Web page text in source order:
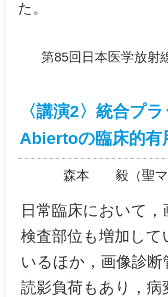
た。
第85回日本医学放射
〈講演2〉統合プ
Abiertoの臨床的有
森本 毅（聖マ
日常臨床において
検査部位も増加し
いるほか，画像診
読影負荷もあり，